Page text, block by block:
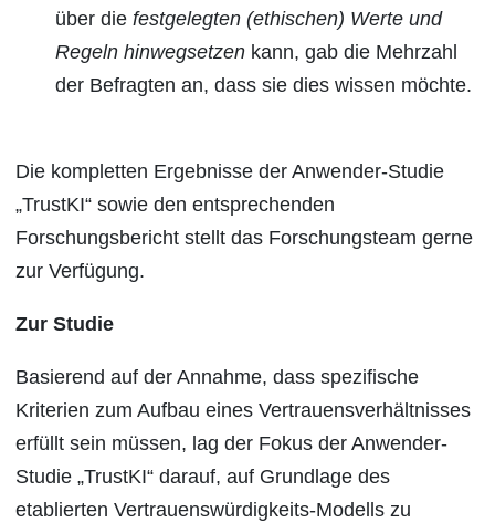
über die festgelegten (ethischen) Werte und
Regeln hinwegsetzenkann, gab die Mehrzahl
der Befragten an, dass sie dies wissen möchte.
Die kompletten Ergebnisse der Anwender-Studie
„TrustKI“ sowie den entsprechenden
Forschungsbericht stellt das Forschungsteam gerne
zur Verfügung.
Zur Studie
Basierend auf der Annahme, dass spezifische
Kriterien zum Aufbau eines Vertrauensverhältnisses
erfüllt sein müssen, lag der Fokus der Anwender-
Studie „TrustKI“ darauf, auf Grundlage des
etablierten Vertrauenswürdigkeits-Modells zu